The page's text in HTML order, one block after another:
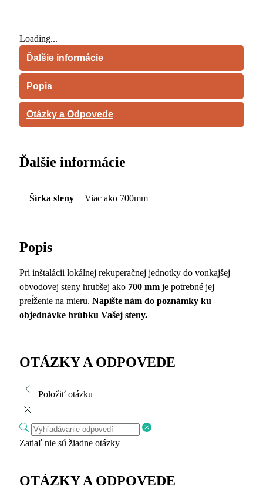
Loading...
Ďalšie informácie
Popis
Otázky a Odpovede
Ďalšie informácie
Šírka steny Viac ako 700mm
Popis
Pri inštalácii lokálnej rekuperačnej jednotky do vonkajšej
obvodovej steny hrubšej ako 700 mm je potrebné jej
preĺženie na mieru. Napíšte nám do poznámky ku
objednávke hrúbku Vašej steny.
OTÁZKY A ODPOVEDE
Položiť otázku
Zatiaľ nie sú žiadne otázky
OTÁZKY A ODPOVEDE